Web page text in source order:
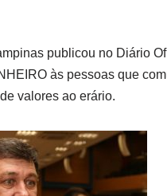
publicou no Diário
às pessoas que
valores ao erário.